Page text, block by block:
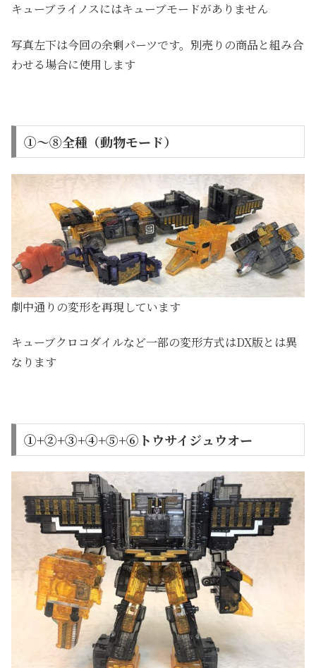
キューブライノスにはキューブモードがありません
写真左下は今回の余剰パーツです。別売りの商品と組み合
わせる場合に使用します
①～⑧全種（動物モード）
劇中通りの変形を再現しています
キューブクロコダイルなど一部の変形方式はDX版とは異
なります
①+②+③+④+⑤+⑥トウサイジュウオー